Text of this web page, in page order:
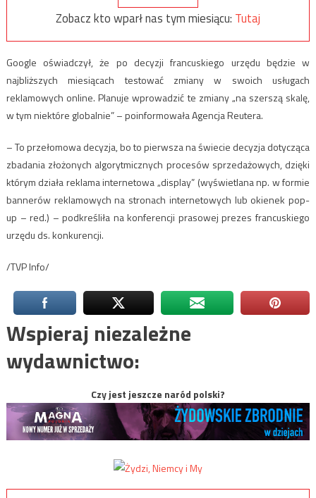
Zobacz kto wparł nas tym miesiącu: Tutaj
Google oświadczył, że po decyzji francuskiego urzędu będzie w
najbliższych miesiącach testować zmiany w swoich usługach
reklamowych online. Planuje wprowadzić te zmiany „na szerszą skalę,
w tym niektóre globalnie” – poinformowała Agencja Reutera.
– To przełomowa decyzja, bo to pierwsza na świecie decyzja dotycząca
zbadania złożonych algorytmicznych procesów sprzedażowych, dzięki
którym działa reklama internetowa „display” (wyświetlana np. w formie
bannerów reklamowych na stronach internetowych lub okienek pop-
up – red.) – podkreśliła na konferencji prasowej prezes francuskiego
urzędu ds. konkurencji.
/TVP Info/
Wspieraj niezależne
wydawnictwo:
Czy jest jeszcze naród polski?